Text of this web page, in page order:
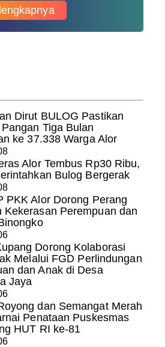
Dirut BULOG Pastikan
Tiga Bulan
ke 37.338 Warga Alor
Alor Tembus Rp30 Ribu,
Bulog Bergerak
PKK Alor Dorong Perang
Kekerasan Perempuan dan
Dorong Kolaborasi
Melalui FGD Perlindungan
dan Anak di Desa
Jaya
dan Semangat Merah
Penataan Puskesmas
HUT RI ke-81